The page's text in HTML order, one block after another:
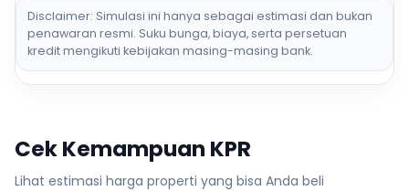
Disclaimer: Simulasi ini hanya sebagai estimasi dan bukan
penawaran resmi. Suku bunga, biaya, serta persetuan
kredit mengikuti kebijakan masing-masing bank.
Cek Kemampuan KPR
Lihat estimasi harga properti yang bisa Anda beli